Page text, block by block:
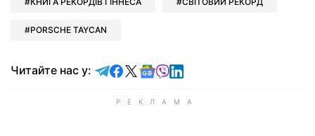
PORSCHE TAYCAN
Читайте нас у: Читайте у Telegram
Читайте у Facebook
Читайте у X
Читайте у Google news
Читайте у Viber
Читайте у LinkedIn